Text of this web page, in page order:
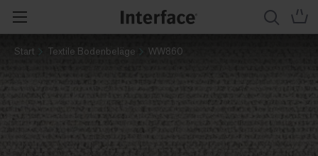
Start Textile Bodenbeläge WW860